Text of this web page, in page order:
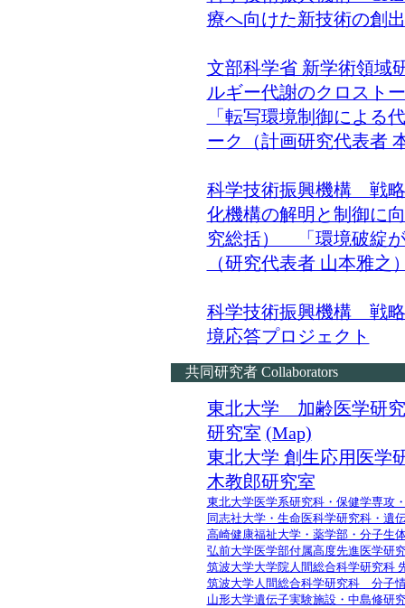
療へ向けた新技術の創
文部科学省 新学術領域
ルギー代謝のクロスト
「転写環境制御による
ーク（計画研究代表者
科学技術振興機構 戦
化機構の解明と制御に
究総括） 「環境破綻
（研究代表者 山本雅之
科学技術振興機構 戦
境応答プロジェクト
共同研究者 Collaborators
東北大学 加齢医学研
研究室 (Map)
東北大学 創生応用医学
木教郎研究室
東北大学医学系研究科・保健学専攻
同志社大学・生命医科学研究科・遺
高崎健康福祉大学・薬学部・分子生
弘前大学医学部付属高度先進医学研
筑波大学大学院人間総合科学研究科
筑波大学人間総合科学研究科 分子
山形大学遺伝子実験施設・中島修研